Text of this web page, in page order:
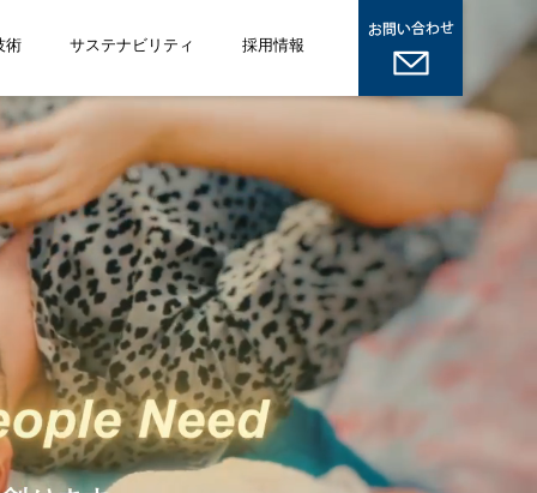
術 サステナビリティ 採用情報